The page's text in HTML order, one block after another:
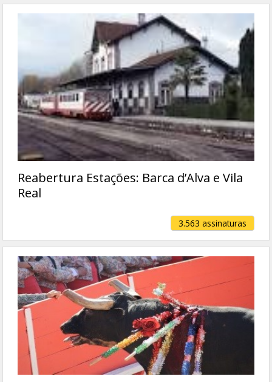
Reabertura Estações: Barca d’Alva e Vila
Real
3.563 assinaturas